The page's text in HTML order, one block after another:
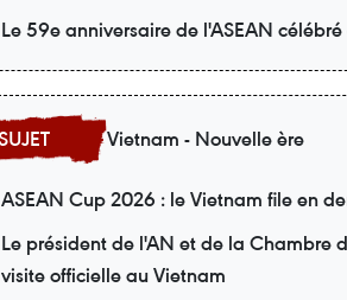
Le 59e anniversaire de l'ASEAN
Vietnam - Nouvelle ère
ASEAN Cup 2026 : le Vietnam file en
Le président de l'AN et de la Chambre
visite officielle au Vietnam